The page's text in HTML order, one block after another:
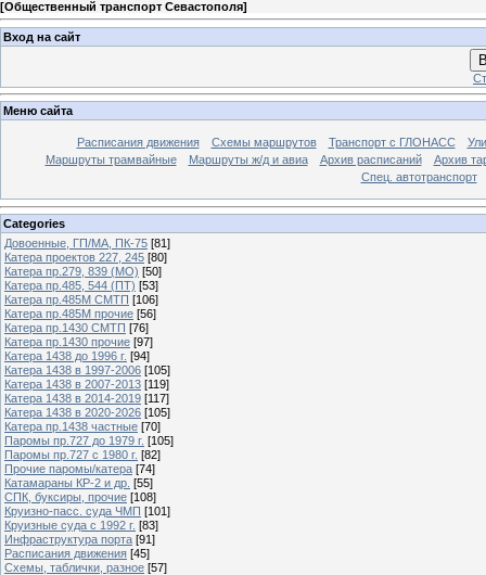
[Общественный транспорт Севастополя]
Вход на сайт
Меню сайта
Расписания движения Схемы маршрутов Транспорт с ГЛОНАСС
Маршруты трамвайные
Маршруты ж/д и авиа Архив расписаний
Архив
Спец. автотранспорт
Categories
Довоенные, ГП/МА, ПК-75 [81]
Катера проектов 227, 245 [80]
Катера пр.279, 839 (МО) [50]
Катера пр.485, 544 (ПТ) [53]
Катера пр.485М СМТП [106]
Катера пр.485М прочие [56]
Катера пр.1430 СМТП [76]
Катера пр.1430 прочие [97]
Катера 1438 до 1996 г. [94]
Катера 1438 в 1997-2006 [105]
Катера 1438 в 2007-2013 [119]
Катера 1438 в 2014-2019 [117]
Катера 1438 в 2020-2026 [105]
Катера пр.1438 частные [70]
Паромы пр.727 до 1979 г. [105]
Паромы пр.727 с 1980 г. [82]
Прочие паромы/катера [74]
Катамараны КР-2 и др. [55]
СПК, буксиры, прочие [108]
Круизно-пасс. суда ЧМП [101]
Круизные суда с 1992 г. [83]
Инфраструктура порта [91]
Расписания движения [45]
Схемы, таблички, разное [57]